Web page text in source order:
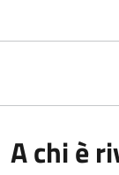
A chi è